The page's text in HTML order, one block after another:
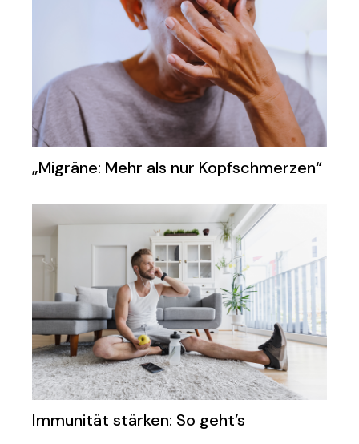
„Migräne: Mehr als nur Kopfschmerzen“
Immunität stärken: So geht’s